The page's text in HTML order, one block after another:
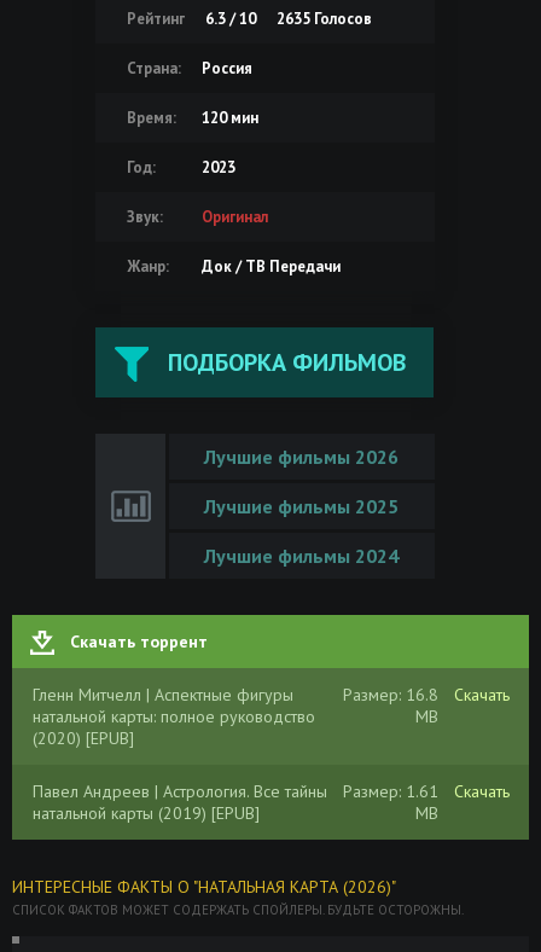
Рейтинг 6.3 / 10 2635Голосов
Страна: Россия
Время: 120 мин
Год: 2023
Звук: Оригинал
Жанр: Док / ТВ Передачи
ПОДБОРКА ФИЛЬМОВ
Лучшие фильмы 2026
Лучшие фильмы 2025
Лучшие фильмы 2024
Скачать торрент
Гленн Митчелл | Аспектные фигуры
натальной карты: полное руководство
(2020) [EPUB]
Размер: 16.8
MB
Скачать
Павел Андреев | Астрология. Все тайны
натальной карты (2019) [EPUB]
Размер: 1.61
MB
Скачать
ИНТЕРЕСНЫЕ ФАКТЫ О "НАТАЛЬНАЯ КАРТА (2026)"
СПИСОК ФАКТОВ МОЖЕТ СОДЕРЖАТЬ СПОЙЛЕРЫ. БУДЬТЕ ОСТОРОЖНЫ.